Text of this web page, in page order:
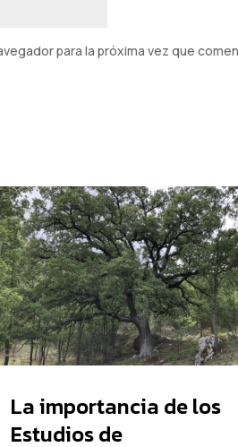
para la próxima vez que
La importancia de los
Estudios de